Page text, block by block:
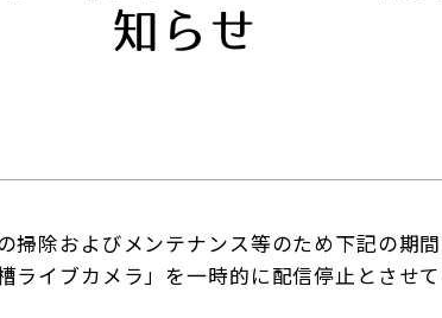
知らせ
掃除およびメンテナンス等のため下記の期
イブカメラ」を一時的に配信停止とさせて